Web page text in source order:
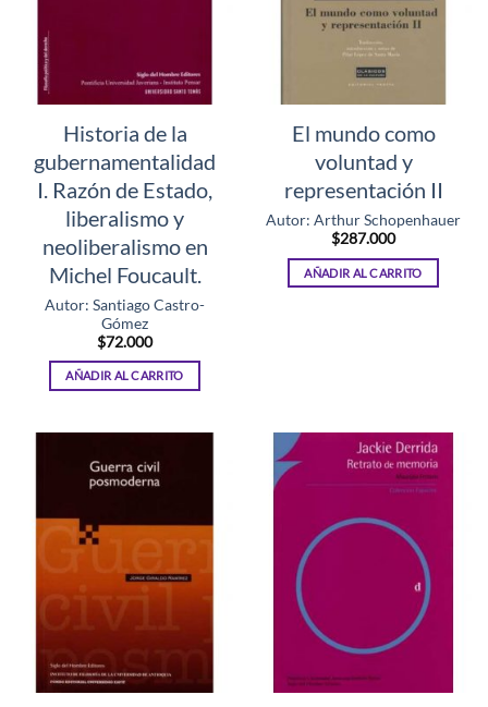
Historia de la
gubernamentalidad
I. Razón de Estado,
liberalismo y
neoliberalismo en
Michel Foucault.
Autor: Santiago Castro-
Gómez
$72.000
AÑADIR AL CARRITO
El mundo como
voluntad y
representación II
Autor: Arthur Schopenhauer
$287.000
AÑADIR AL CARRITO